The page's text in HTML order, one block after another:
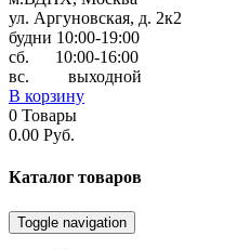
ул. Аргуновская, д. 2к2
будни 10:00-19:00
cб. 10:00-16:00
вс. выходной
В корзину
0 Товары
0.00 Руб.
Каталог товаров
Toggle navigation